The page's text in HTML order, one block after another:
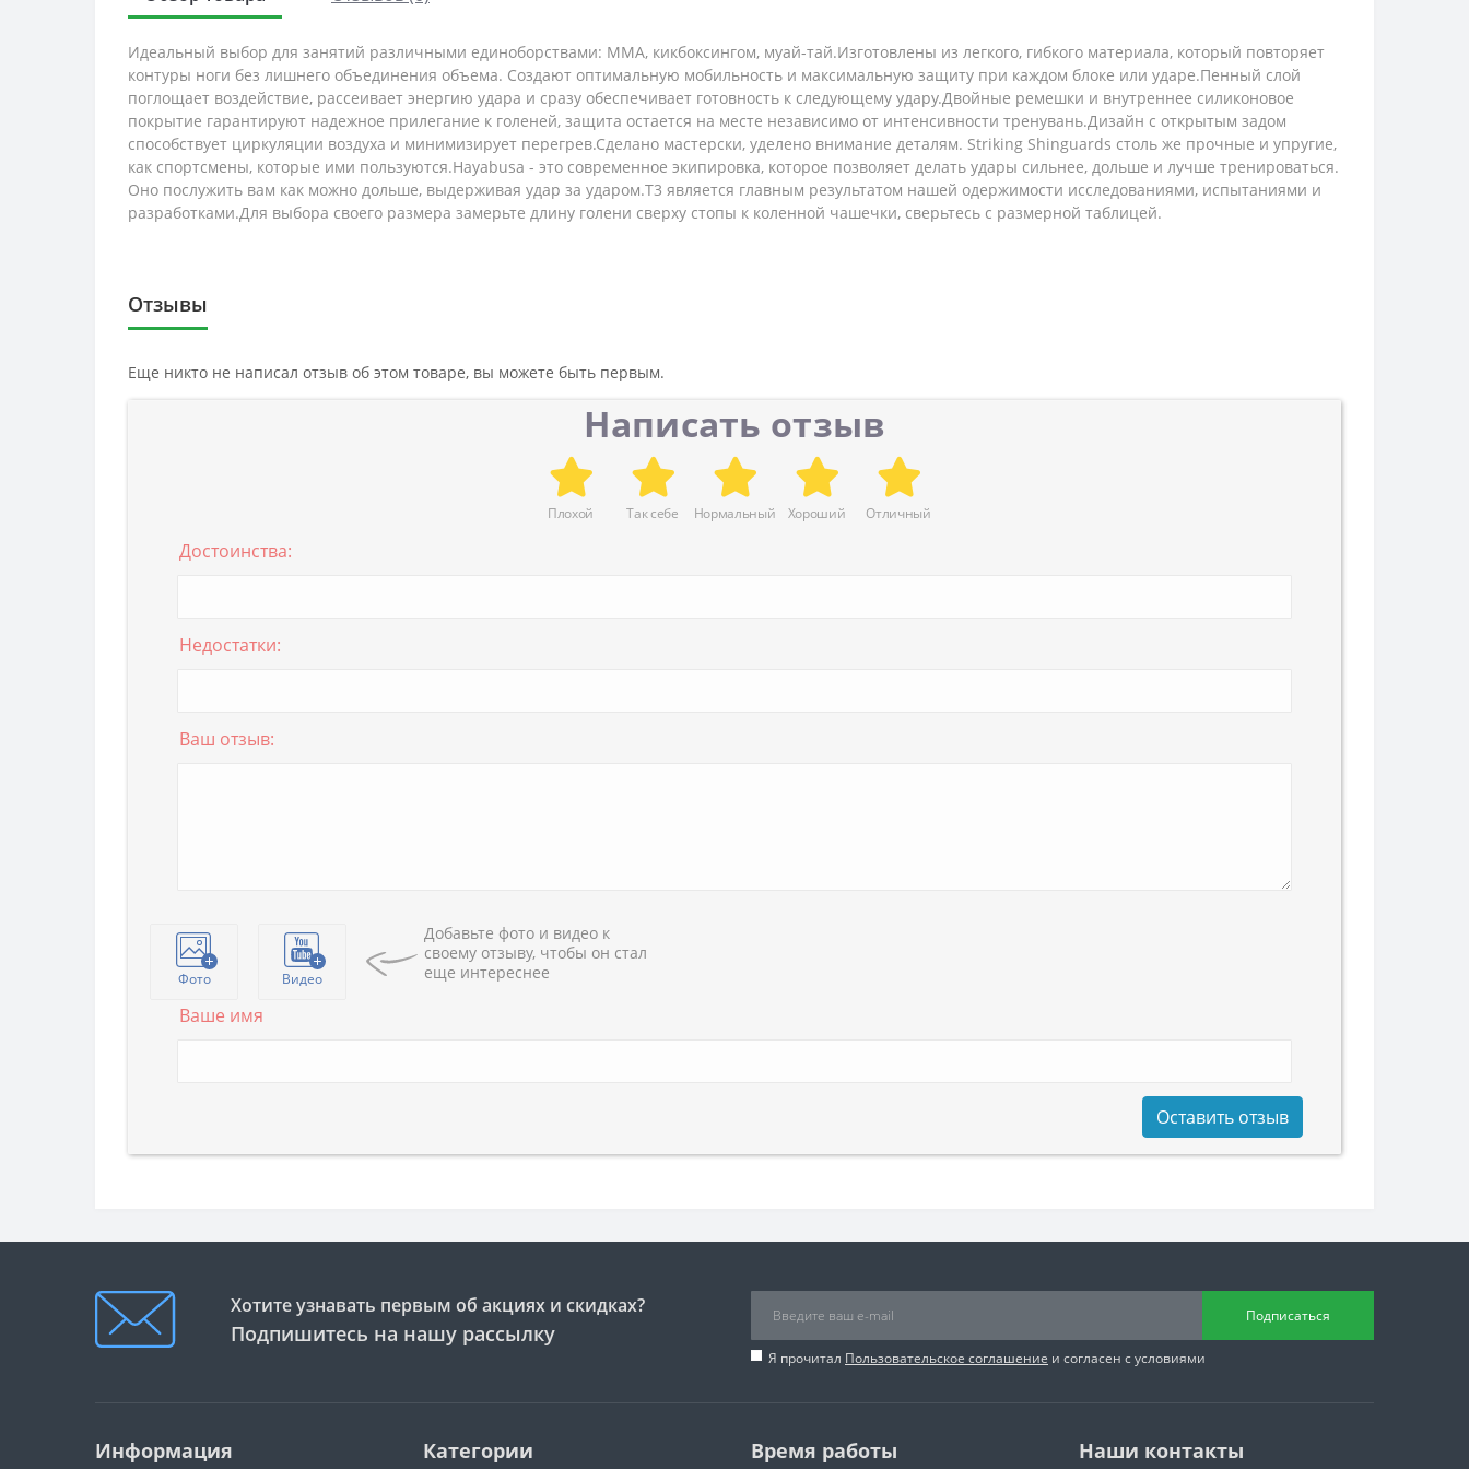
Идеальный выбор для занятий различными единоборствами: MMA, кикбоксингом, муай-тай.Изготовлены из легкого, гибкого материала, который повторяет
контуры ноги без лишнего объединения объема. Создают оптимальную мобильность и максимальную защиту при каждом блоке или ударе.Пенный слой
поглощает воздействие, рассеивает энергию удара и сразу обеспечивает готовность к следующему удару.Двойные ремешки и внутреннее силиконовое
покрытие гарантируют надежное прилегание к голеней, защита остается на месте независимо от интенсивности тренувань.Дизайн с открытым задом
способствует циркуляции воздуха и минимизирует перегрев.Сделано мастерски, уделено внимание деталям. Striking Shinguards столь же прочные и упругие,
как спортсмены, которые ими пользуются.Hayabusa - это современное экипировка, которое позволяет делать удары сильнее, дольше и лучше тренироваться.
Оно послужить вам как можно дольше, выдерживая удар за ударом.T3 является главным результатом нашей одержимости исследованиями, испытаниями и
разработками.Для выбора своего размера замерьте длину голени сверху стопы к коленной чашечки, сверьтесь с размерной таблицей.
Отзывы
Еще никто не написал отзыв об этом товаре, вы можете быть первым.
Написать отзыв
Плохой Так себе Нормальный Хороший Отличный
Достоинства:
Недостатки:
Ваш отзыв:
Фото Видео
Добавьте фото и видео к
своему отзыву, чтобы он стал
еще интереснее
Ваше имя
Оставить отзыв
Хотите узнавать первым об акциях и скидках?
Подпишитесь на нашу рассылку
Подписаться
Я прочитал Пользовательское соглашение и согласен с условиями
Информация Категории Время работы Наши контакты